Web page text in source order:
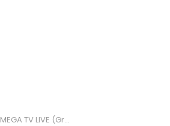
MEGA TV LIVE (Greece)